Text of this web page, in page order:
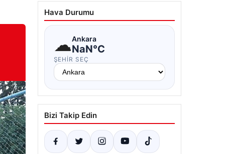
Hava Durumu
☁Ankara
NaN°C
ŞEHIR SEÇ
Bizi Takip Edin